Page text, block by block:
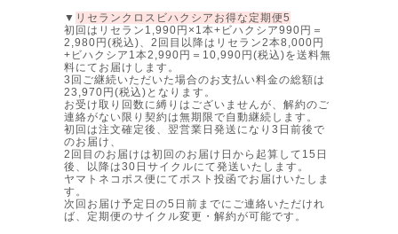
▼ リセランクロスビハクシアお得な定期便5
初回はリセラン1,990円×1本+ビハクシア990円＝
2,980円(税込)、2回目以降はリセラン2本8,000円
+ビハクシア1本2,990円＝10,990円(税込)を送料無
料にてお届けします。
3回ご継続いただいた場合のお支払い料金の総額は
23,970円(税込)となります。
お受け取り回数に縛りはございませんが、解約のご
連絡がない限り契約は無期限で自動継続します。
初回は注文確定後、翌営業日発送になり3日前後で
のお届け、
2回目のお届けは初回のお届け日から起算して15日
後、以降は30日サイクルにて発送いたします。
ヤマトネコポス便にてポスト投函でお届けいたしま
す。
次回お届け予定日の5日前までにご連絡いただけれ
ば、定期便のサイクル変更・解約が可能です。